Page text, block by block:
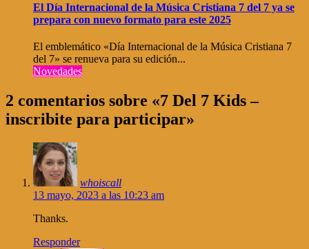
El Día Internacional de la Música Cristiana 7 del 7 ya se
prepara con nuevo formato para este 2025
El emblemático «Día Internacional de la Música Cristiana 7
del 7» se renueva para su edición...
Novedades
2 comentarios sobre «7 Del 7 Kids –
inscribite para participar»
whoiscall
13 mayo, 2023 a las 10:23 am
Thanks.
Responder